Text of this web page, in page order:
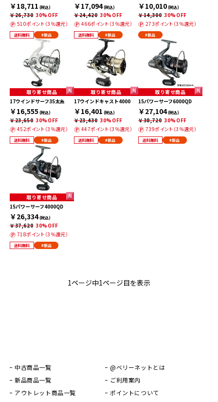
￥18,711 (税込)
￥26,730 30%OFF
510ポイント（3％還元）
送料無料 #新品
￥17,094(税込)
￥24,420 30%OFF
466ポイント（3％還元）
送料無料 #新品
￥10,010(税込)
￥14,300 30%OFF
273ポイント（3％還元）
#新品
取り寄せ商品
17ウインドサーフ35太糸
￥16,555 (税込)
￥23,650 30%OFF
452ポイント（3％還元）
送料無料 #新品
取り寄せ商品
17ウインドキャスト4000
￥16,401 (税込)
￥23,430 30%OFF
447ポイント（3％還元）
送料無料 #新品
取り寄せ商品
15パワーサーフ6000QD
￥27,104(税込)
￥38,720 30%OFF
739ポイント（3％還元）
送料無料 #新品
取り寄せ商品
15パワーサーフ4000QD
￥26,334(税込)
￥37,620 30%OFF
718ポイント（3％還元）
送料無料 #新品
1ページ中1ページ目を表示
中古商品一覧
新品商品一覧
アウトレット商品一覧
@ベリーネットとは
ご利用案内
ポイントについて